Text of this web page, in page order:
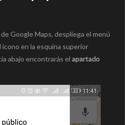
Google Maps, despliega el menú
en la esquina superior
abajo encontrarás el apartado